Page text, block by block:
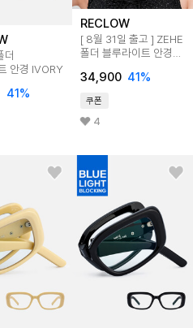
더
안경 IVORY
41%
RECLOW
[ 8월 31일 출고 ] ZEHE
폴더 블루라이트 안경
34,900 41%
쿠폰
4